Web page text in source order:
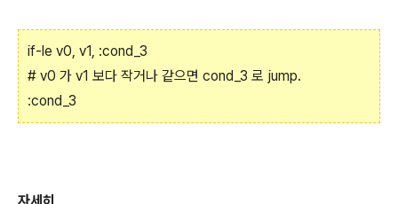
if-le v0, v1, :cond_3
# v0 가 v1 보다 작거나 같으면 cond_3 로 jump.
:cond_3